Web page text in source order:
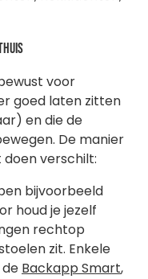
voor
goed laten zitten
en die de
De manier
verschilt:
bijvoorbeeld
houd je jezelf
rechtop
zit. Enkele
Backapp Smart,